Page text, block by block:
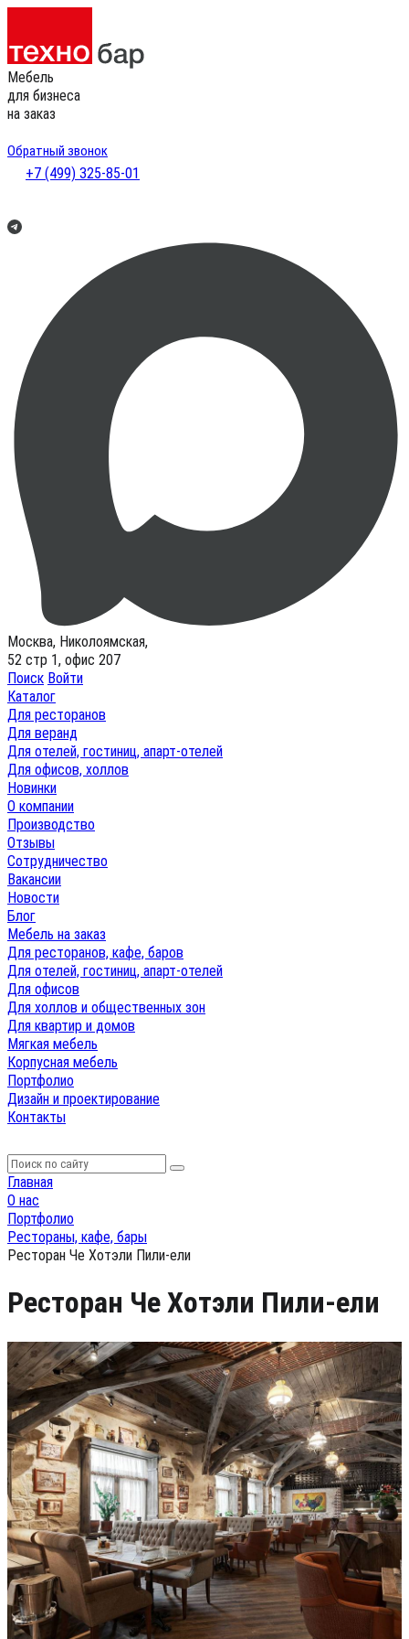
Мебель
для бизнеса
на заказ
Обратный звонок
+7 (499) 325-85-01
Москва, Николоямская,
52 стр 1, офис 207
Поиск Войти
Каталог
Для ресторанов
Для веранд
Для отелей, гостиниц, апарт-отелей
Для офисов, холлов
Новинки
О компании
Производство
Отзывы
Сотрудничество
Вакансии
Новости
Блог
Мебель на заказ
Для ресторанов, кафе, баров
Для отелей, гостиниц, апарт-отелей
Для офисов
Для холлов и общественных зон
Для квартир и домов
Мягкая мебель
Корпусная мебель
Портфолио
Дизайн и проектирование
Контакты
Главная
О нас
Портфолио
Рестораны, кафе, бары
Ресторан Че Хотэли Пили-ели
Ресторан Че Хотэли Пили-ели